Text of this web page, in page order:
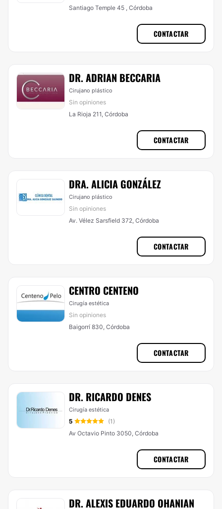
Santiago Temple 45 , Córdoba
CONTACTAR
DR. ADRIAN BECCARIA
Cirujano plástico
Sin opiniones
La Rioja 211, Córdoba
CONTACTAR
DRA. ALICIA GONZÁLEZ
Cirujano plástico
Sin opiniones
Av. Vélez Sarsfield 372, Córdoba
CONTACTAR
CENTRO CENTENO
Cirugía estética
Sin opiniones
Baigorrí 830, Córdoba
CONTACTAR
DR. RICARDO DENES
Cirugía estética
5
(1)
Av Octavio Pinto 3050, Córdoba
CONTACTAR
DR. ALEXIS EDUARDO OHANIAN